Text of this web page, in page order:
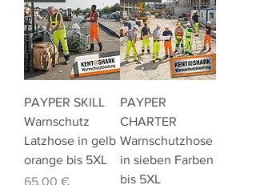
PAYPER SKILL
Warnschutz
Latzhose in gelb
orange bis 5XL
Preis
65,00 €
PAYPER
CHARTER
Warnschutzhose
in sieben Farben
bis 5XL